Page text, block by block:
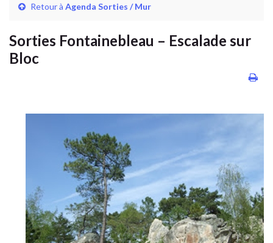
Retour à Agenda Sorties / Mur
Sorties Fontainebleau – Escalade sur
Bloc